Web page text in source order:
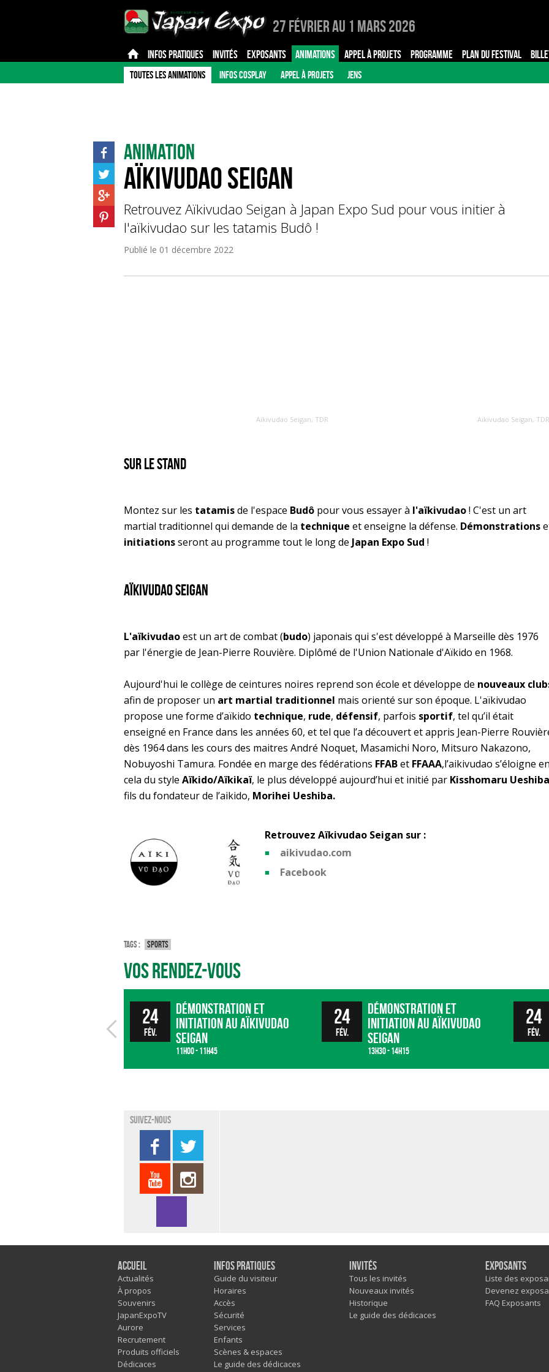
27 Février au 1 Mars 2026
INFOS PRATIQUES INVITÉS EXPOSANTS ANIMATIONS APPEL À PROJETS PROGRAMME PLAN DU FESTIVAL
TOUTES LES ANIMATIONS INFOS COSPLAY APPEL À PROJETS JENS
Animation
Aïkivudao Seigan
Retrouvez Aïkivudao Seigan à Japan Expo Sud pour vous initier à
l'aïkivudao sur les tatamis Budô !
Publié le 01 décembre 2022
Aïkivudao Seigan, TDR Aïkivudao Seigan, TDR
sur le stand
Montez sur les tatamisde l'espace Budô pour vous essayer à l'aïkivudao! C'est un art
martial traditionnel qui demande de la technique et enseigne la défense. Démonstrations
initiationsseront au programme tout le long de Japan Expo Sud !
aïkivudao seigan
L'aïkivudaoest un art de combat (budo) japonais qui s'est développé à Marseille dès 1976
par l'énergie de Jean-Pierre Rouvière. Diplômé de l'Union Nationale d'Aïkido en 1968.
Aujourd'hui le collège de ceintures noires reprend son école et développe de nouveaux
afin de proposer un art martial traditionnel mais orienté sur son époque. L'aïkivudao
propose une forme d’aïkido technique, rude, défensif, parfois sportif, tel qu’il était
enseigné en France dans les années 60, et tel que l’a découvert et appris Jean-Pierre
dès 1964 dans les cours des maitres André Noquet, Masamichi Noro, Mitsuro Nakazono,
Nobuyoshi Tamura. Fondée en marge des fédérations FFABet FFAAA,l’aikivudao s’éloigne en
cela du style Aïkido/Aïkikaï, le plus développé aujourd’hui et initié par Kisshomaru Ueshiba
fils du fondateur de l’aikido, Morihei Ueshiba.
Retrouvez Aïkivudao Seigan sur :
aikivudao.com
Facebook
Tags : Sports
Vos rendez-vous
24
fév.
Démonstration et
initiation au Aïkivudao
Seigan
11h00 - 11h45
24
fév.
Démonstration et
initiation au Aïkivudao
Seigan
13h30 - 14h15
24
fév.
Suivez-nous
Accueil
Actualités
À propos
Souvenirs
JapanExpoTV
Aurore
Recrutement
Produits officiels
Dédicaces
Infos pratiques
Guide du visiteur
Horaires
Accès
Sécurité
Services
Enfants
Scènes & espaces
Le guide des dédicaces
Invités
Tous les invités
Nouveaux invités
Historique
Le guide des dédicaces
Exposants
Liste des
Devenez
FAQ Exposants